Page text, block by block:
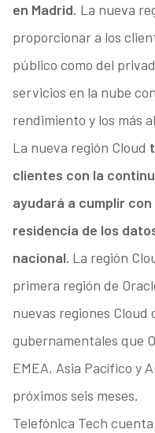
en Madrid. La nueva
proporcionar a los
público como del
servicios en la nube
rendimiento y los más
La nueva región Cloud
clientes con la
ayudará a cumplir
residencia de los
nacional. La región
primera región de
nuevas regiones Cloud
gubernamentales que
EMEA, Asia Pacífico y
próximos seis meses.
Telefónica Tech